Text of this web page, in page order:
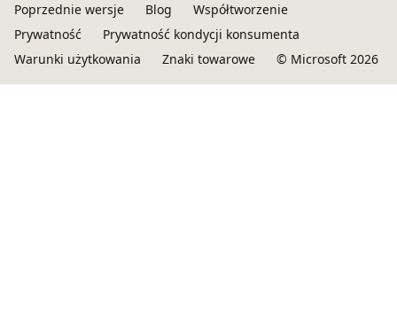
Poprzednie wersje
Blog
Współtworzenie
Prywatność
Prywatność kondycji konsumenta
Warunki użytkowania
Znaki towarowe © Microsoft 2026